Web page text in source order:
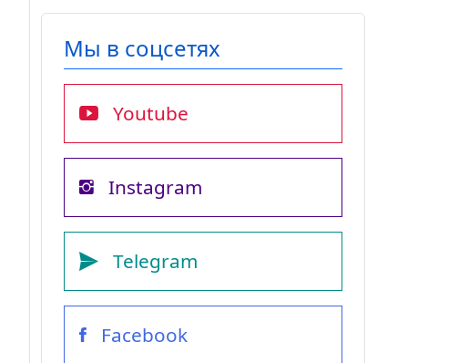
Мы в соцсетях
Youtube
Instagram
Telegram
Facebook